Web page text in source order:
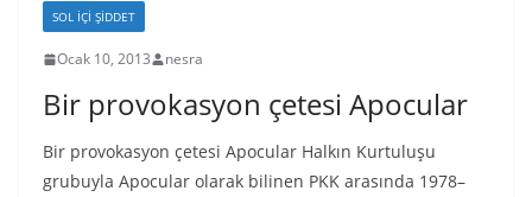
SOL İÇI ŞIDDET
Ocak 10, 2013 nesra
Bir provokasyon çetesi Apocular
Bir provokasyon çetesi Apocular Halkın Kurtuluşu
grubuyla Apocular olarak bilinen PKK arasında 1978–